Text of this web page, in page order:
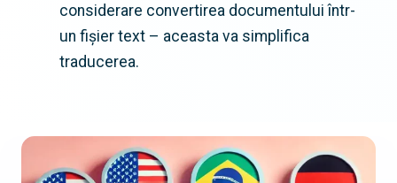
considerare convertirea documentului într-
un fișier text – aceasta va simplifica
traducerea.